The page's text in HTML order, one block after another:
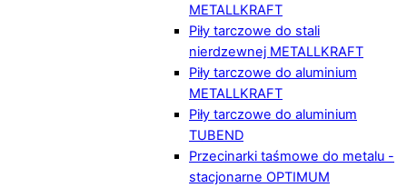
METALLKRAFT
Piły tarczowe do stali
nierdzewnej METALLKRAFT
Piły tarczowe do aluminium
METALLKRAFT
Piły tarczowe do aluminium
TUBEND
Przecinarki taśmowe do metalu -
stacjonarne OPTIMUM